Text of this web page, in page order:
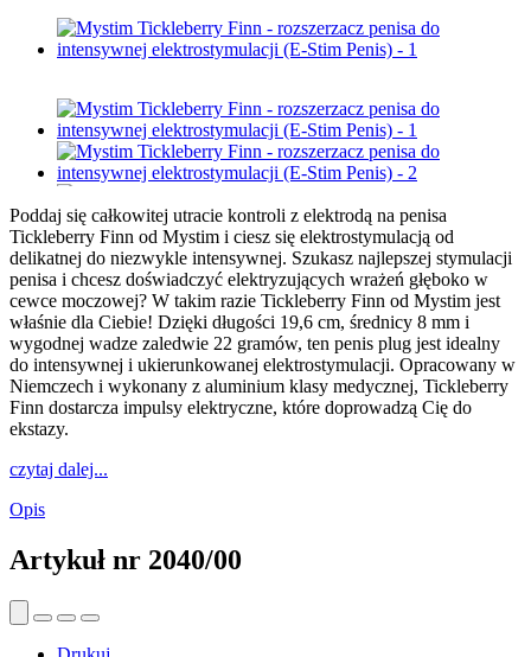
Poddaj się całkowitej utracie kontroli z elektrodą na penisa
Tickleberry Finn od Mystim i ciesz się elektrostymulacją od
delikatnej do niezwykle intensywnej. Szukasz najlepszej stymulacji
penisa i chcesz doświadczyć elektryzujących wrażeń głęboko w
cewce moczowej? W takim razie Tickleberry Finn od Mystim jest
właśnie dla Ciebie! Dzięki długości 19,6 cm, średnicy 8 mm i
wygodnej wadze zaledwie 22 gramów, ten penis plug jest idealny
do intensywnej i ukierunkowanej elektrostymulacji. Opracowany w
Niemczech i wykonany z aluminium klasy medycznej, Tickleberry
Finn dostarcza impulsy elektryczne, które doprowadzą Cię do
ekstazy.
czytaj dalej...
Opis
Artykuł nr 2040/00